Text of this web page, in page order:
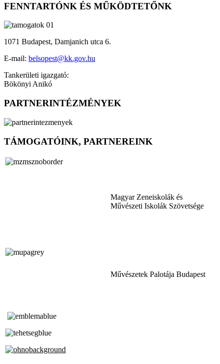
FENNTARTÓNK ÉS MŰKÖDTETŐNK
1071 Budapest, Damjanich utca 6.
E-mail: belsopest@kk.gov.hu
Tankerületi igazgató:
Bökönyi Anikó
PARTNERINTÉZMÉNYEK
TÁMOGATÓINK, PARTNEREINK
Magyar Zeneiskolák és
Művészeti Iskolák Szövetsége
Művészetek Palotája Budapest